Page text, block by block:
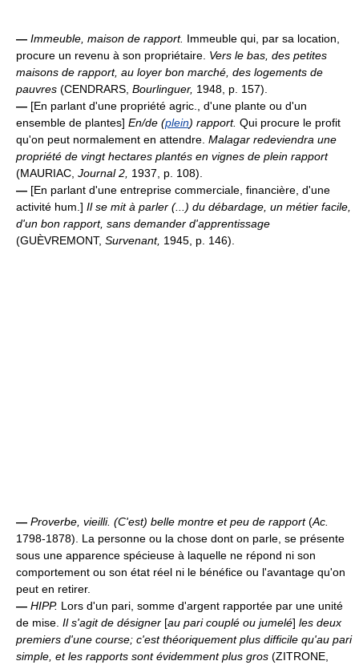
— Immeuble, maison de rapport. Immeuble qui, par sa location,
procure un revenu à son propriétaire. Vers le bas, des petites
maisons de rapport, au loyer bon marché, des logements de
pauvres (CENDRARS, Bourlinguer, 1948, p. 157).
— [En parlant d'une propriété agric., d'une plante ou d'un
ensemble de plantes] En/de (plein) rapport. Qui procure le profit
qu'on peut normalement en attendre. Malagar redeviendra une
propriété de vingt hectares plantés en vignes de plein rapport
(MAURIAC, Journal 2, 1937, p. 108).
— [En parlant d'une entreprise commerciale, financière, d'une
activité hum.] Il se mit à parler (...) du débardage, un métier facile,
d'un bon rapport, sans demander d'apprentissage
(GUÈVREMONT, Survenant, 1945, p. 146).
— Proverbe, vieilli. (C'est) belle montre et peu de rapport(Ac.
1798-1878). La personne ou la chose dont on parle, se présente
sous une apparence spécieuse à laquelle ne répond ni son
comportement ou son état réel ni le bénéfice ou l'avantage qu'on
peut en retirer.
— HIPP. Lors d'un pari, somme d'argent rapportée par une unité
de mise. Il s'agit de désigner [au pari couplé ou jumelé] les deux
premiers d'une course; c'est théoriquement plus difficile qu'au pari
simple, et les rapports sont évidemment plus gros (ZITRONE,